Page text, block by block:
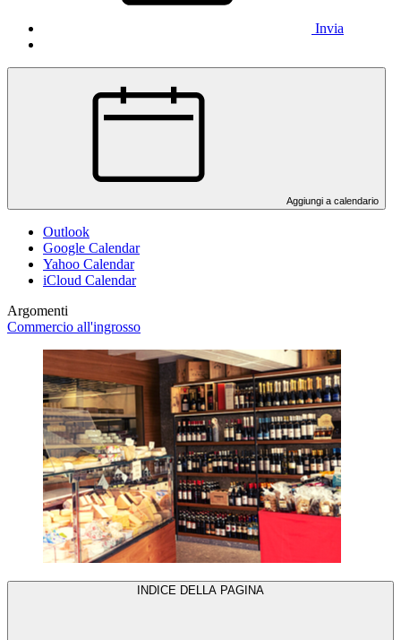
Invia
Aggiungi a calendario
Outlook
Google Calendar
Yahoo Calendar
iCloud Calendar
Argomenti
Commercio all'ingrosso
INDICE DELLA PAGINA